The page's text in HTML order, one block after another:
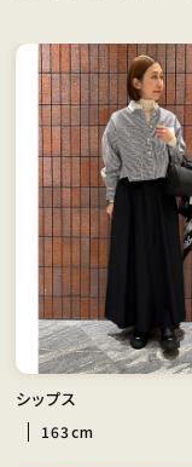
シップス
163cm